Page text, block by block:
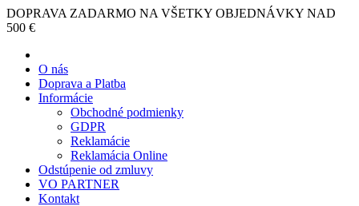
DOPRAVA ZADARMO NA VŠETKY OBJEDNÁVKY NAD
500 €
O nás
Doprava a Platba
Informácie
Obchodné podmienky
GDPR
Reklamácie
Reklamácia Online
Odstúpenie od zmluvy
VO PARTNER
Kontakt